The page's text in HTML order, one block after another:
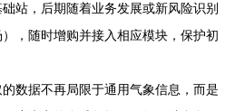
站，后期随着业务发展或新风险识别
），随时增购并接入相应模块，保护初
数据不再局限于通用气象信息，而是